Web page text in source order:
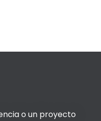
o un proyecto